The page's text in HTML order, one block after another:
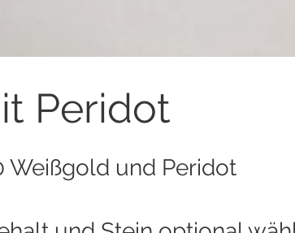
Peridot
Weißgold und Peridot